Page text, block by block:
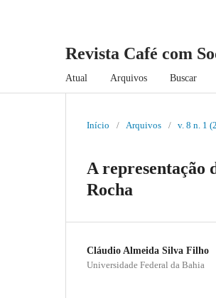
Revista Café com
Atual Arquivos Buscar
Início / Arquivos / v. 8 n. 1
A representação
Rocha
Cláudio Almeida Silva Filho
Universidade Federal da Bahia